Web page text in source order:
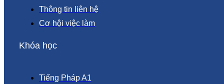
Thông tin liên hệ
Cơ hội việc làm
Khóa học
Tiếng Pháp A1